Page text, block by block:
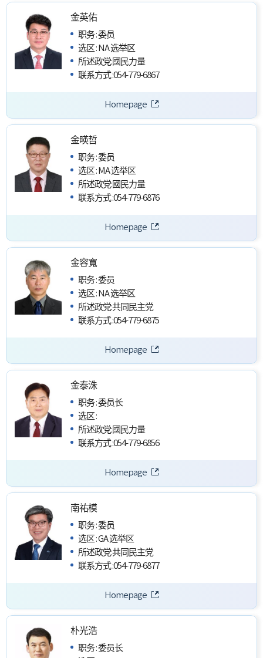
金英佑
职务:委员
选区 : NA 选举区
所述政党:國民力量
联系方式:054-779-6867
Homepage
金暎哲
职务:委员
选区 : MA 选举区
所述政党:國民力量
联系方式:054-779-6876
Homepage
金容寬
职务:委员
选区 : NA 选举区
所述政党:共同民主党
联系方式:054-779-6875
Homepage
金泰洙
职务:委员长
选区 :
所述政党:國民力量
联系方式:054-779-6856
Homepage
南祐模
职务:委员
选区 :GA 选举区
所述政党:共同民主党
联系方式:054-779-6877
Homepage
朴光浩
职务:委员长